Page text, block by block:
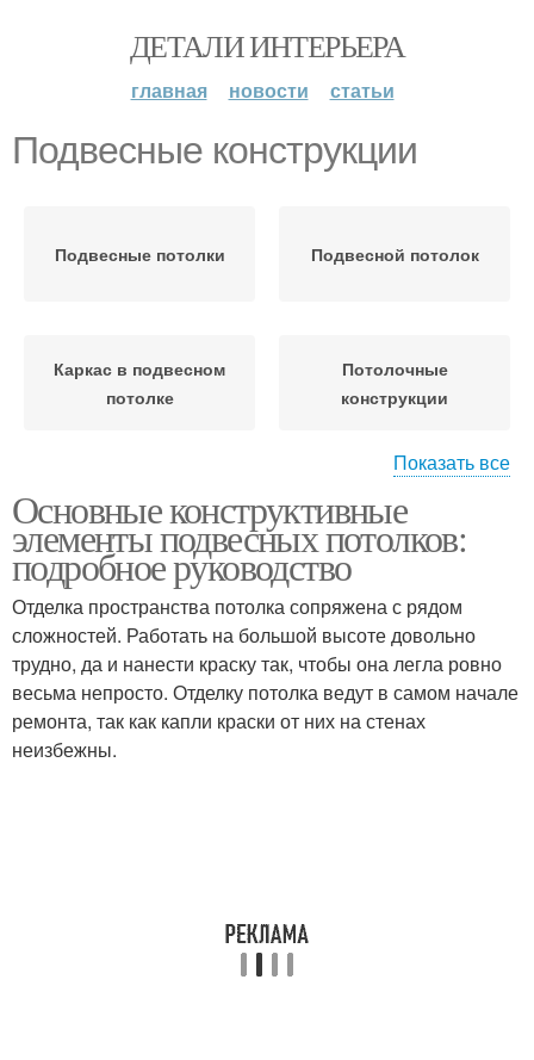
ДЕТАЛИ ИНТЕРЬЕРА
главная новости статьи
Подвесные конструкции
Подвесные потолки Подвесной потолок
Каркас в подвесном
потолке
Потолочные
конструкции
подвесного потолка
Показать все
Основные конструктивные
элементы подвесных потолков:
подробное руководство
Отделка пространства потолка сопряжена с рядом
сложностей. Работать на большой высоте довольно
трудно, да и нанести краску так, чтобы она легла ровно
весьма непросто. Отделку потолка ведут в самом начале
ремонта, так как капли краски от них на стенах
неизбежны.